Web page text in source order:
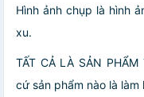
Hình ảnh chụp là hình
xu.
TẤT CẢ LÀ SẢN
cứ sản phẩm nào là